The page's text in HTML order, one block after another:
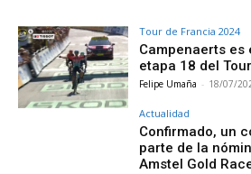
Tour de Francia 2024
Campenaerts es
etapa 18 del
Felipe Umaña - 18/07/
Actualidad
Confirmado, un
parte de la
Amstel Gold